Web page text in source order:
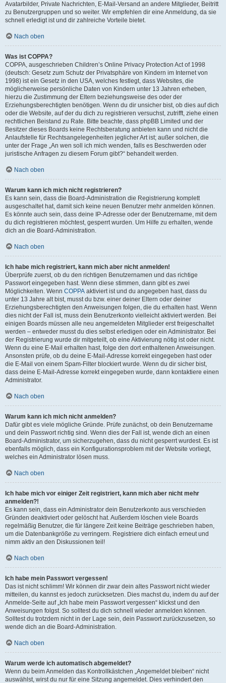
Avatarbilder, Private Nachrichten, E-Mail-Versand an andere Mitglieder, Beitritt
zu Benutzergruppen und so weiter. Wir empfehlen dir eine Anmeldung, da sie
schnell erledigt ist und dir zahlreiche Vorteile bietet.
Nach oben
Was ist COPPA?
COPPA, ausgeschrieben Children’s Online Privacy Protection Act of 1998
(deutsch: Gesetz zum Schutz der Privatsphäre von Kindern im Internet von
1998) ist ein Gesetz in den USA, welches festlegt, dass Websites, die
möglicherweise persönliche Daten von Kindern unter 13 Jahren erheben,
hierzu die Zustimmung der Eltern beziehungsweise des oder der
Erziehungsberechtigten benötigen. Wenn du dir unsicher bist, ob dies auf dich
oder die Website, auf der du dich zu registrieren versuchst, zutrifft, ziehe einen
rechtlichen Beistand zu Rate. Bitte beachte, dass phpBB Limited und der
Besitzer dieses Boards keine Rechtsberatung anbieten kann und nicht die
Anlaufstelle für Rechtsangelegenheiten jeglicher Art ist; außer solchen, die
unter der Frage „An wen soll ich mich wenden, falls es Beschwerden oder
juristische Anfragen zu diesem Forum gibt?“ behandelt werden.
Nach oben
Warum kann ich mich nicht registrieren?
Es kann sein, dass die Board-Administration die Registrierung komplett
ausgeschaltet hat, damit sich keine neuen Benutzer mehr anmelden können.
Es könnte auch sein, dass deine IP-Adresse oder der Benutzername, mit dem
du dich registrieren möchtest, gesperrt wurden. Um Hilfe zu erhalten, wende
dich an die Board-Administration.
Nach oben
Ich habe mich registriert, kann mich aber nicht anmelden!
Überprüfe zuerst, ob du den richtigen Benutzernamen und das richtige
Passwort eingegeben hast. Wenn diese stimmen, dann gibt es zwei
Möglichkeiten. Wenn COPPA aktiviert ist und du angegeben hast, dass du
unter 13 Jahre alt bist, musst du bzw. einer deiner Eltern oder deiner
Erziehungsberechtigten den Anweisungen folgen, die du erhalten hast. Wenn
dies nicht der Fall ist, muss dein Benutzerkonto vielleicht aktiviert werden. Bei
einigen Boards müssen alle neu angemeldeten Mitglieder erst freigeschaltet
werden – entweder musst du dies selbst erledigen oder ein Administrator. Bei
der Registrierung wurde dir mitgeteilt, ob eine Aktivierung nötig ist oder nicht.
Wenn du eine E-Mail erhalten hast, folge den dort enthaltenen Anweisungen.
Ansonsten prüfe, ob du deine E-Mail-Adresse korrekt eingegeben hast oder
die E-Mail von einem Spam-Filter blockiert wurde. Wenn du dir sicher bist,
dass deine E-Mail-Adresse korrekt eingegeben wurde, dann kontaktiere einen
Administrator.
Nach oben
Warum kann ich mich nicht anmelden?
Dafür gibt es viele mögliche Gründe. Prüfe zunächst, ob dein Benutzername
und dein Passwort richtig sind. Wenn dies der Fall ist, wende dich an einen
Board-Administrator, um sicherzugehen, dass du nicht gesperrt wurdest. Es ist
ebenfalls möglich, dass ein Konfigurationsproblem mit der Website vorliegt,
welches ein Administrator lösen muss.
Nach oben
Ich habe mich vor einiger Zeit registriert, kann mich aber nicht mehr
anmelden?!
Es kann sein, dass ein Administrator dein Benutzerkonto aus verschieden
Gründen deaktiviert oder gelöscht hat. Außerdem löschen viele Boards
regelmäßig Benutzer, die für längere Zeit keine Beiträge geschrieben haben,
um die Datenbankgröße zu verringern. Registriere dich einfach erneut und
nimm aktiv an den Diskussionen teil!
Nach oben
Ich habe mein Passwort vergessen!
Das ist nicht schlimm! Wir können dir zwar dein altes Passwort nicht wieder
mitteilen, du kannst es jedoch zurücksetzen. Dies machst du, indem du auf der
Anmelde-Seite auf „Ich habe mein Passwort vergessen“ klickst und den
Anweisungen folgst. So solltest du dich schnell wieder anmelden können.
Solltest du trotzdem nicht in der Lage sein, dein Passwort zurückzusetzen, so
wende dich an die Board-Administration.
Nach oben
Warum werde ich automatisch abgemeldet?
Wenn du beim Anmelden das Kontrollkästchen „Angemeldet bleiben“ nicht
auswählst, wirst du nur für eine Sitzung angemeldet. Dies verhindert den